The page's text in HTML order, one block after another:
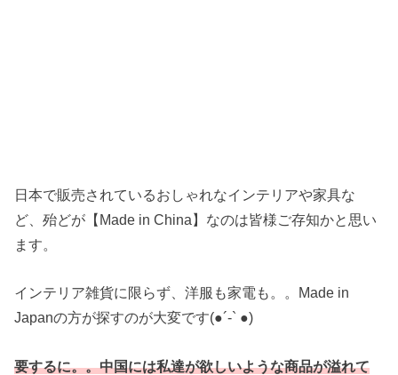
日本で販売されているおしゃれなインテリアや家具な
ど、殆どが【Made in China】なのは皆様ご存知かと思い
ます。
インテリア雑貨に限らず、洋服も家電も。。Made in
Japanの方が探すのが大変です(●︎´-` ●︎)
要するに。。中国には私達が欲しいような商品が溢れて